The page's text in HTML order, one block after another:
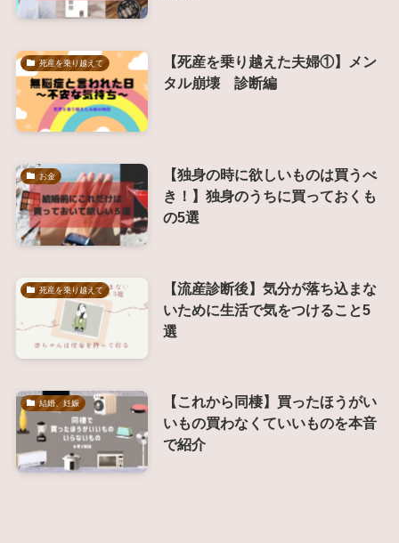
死産を乗り越えて
【死産を乗り越えた夫婦①】メン
タル崩壊 診断編
お金
【独身の時に欲しいものは買うべ
き！】独身のうちに買っておくも
の5選
死産を乗り越えて
【流産診断後】気分が落ち込まな
いために生活で気をつけること5
選
結婚、妊娠
【これから同棲】買ったほうがい
いもの買わなくていいものを本音
で紹介